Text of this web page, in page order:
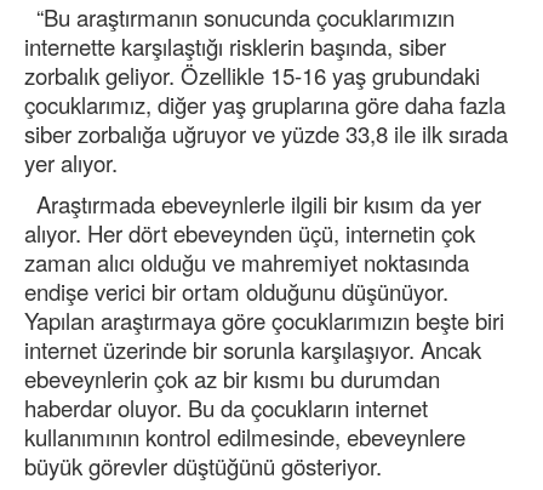
“Bu araştırmanın sonucunda çocuklarımızın
internette karşılaştığı risklerin başında, siber
zorbalık geliyor. Özellikle 15-16 yaş grubundaki
çocuklarımız, diğer yaş gruplarına göre daha fazla
siber zorbalığa uğruyor ve yüzde 33,8 ile ilk sırada
yer alıyor.
Araştırmada ebeveynlerle ilgili bir kısım da yer
alıyor. Her dört ebeveynden üçü, internetin çok
zaman alıcı olduğu ve mahremiyet noktasında
endişe verici bir ortam olduğunu düşünüyor.
Yapılan araştırmaya göre çocuklarımızın beşte biri
internet üzerinde bir sorunla karşılaşıyor. Ancak
ebeveynlerin çok az bir kısmı bu durumdan
haberdar oluyor. Bu da çocukların internet
kullanımının kontrol edilmesinde, ebeveynlere
büyük görevler düştüğünü gösteriyor.